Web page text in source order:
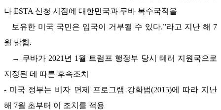
나 ESTA 신청 시점에 대한민국과 쿠바 복수국적을
보유한 미국 국민은 입국이 거부될 수 있다.”라고 지난 해 7
월 밝힘.
→ 쿠바가 2021 년 1 월 트럼프 행정부 당시 테러 지원국으로
지정된 데 따른 후속조치
- 미국 정부는 비자 면제 프로그램 강화법(2015)에 따라 지난
해 7월 초부터 이 조치를 적용